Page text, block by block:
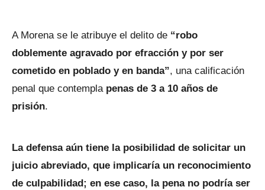
A Morena se le atribuye el delito de “robo
doblemente agravado por efracción y por ser
cometido en poblado y en banda”, una calificación
penal que contempla penas de 3 a 10 años de
prisión.
La defensa aún tiene la posibilidad de solicitar un
juicio abreviado, que implicaría un reconocimiento
de culpabilidad; en ese caso, la pena no podría ser